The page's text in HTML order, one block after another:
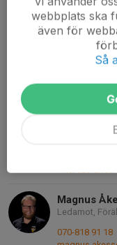
Tomas
Ledamot,
+4644217108
Andreas
Magnus
Ledamot,
070-818 91 18
webbplats ska
även för
Så